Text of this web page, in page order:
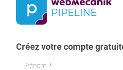
PIPELINE
Créez votre compte
Prénom *